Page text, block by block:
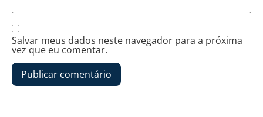
Salvar meus dados neste navegador para a próxima
vez que eu comentar.